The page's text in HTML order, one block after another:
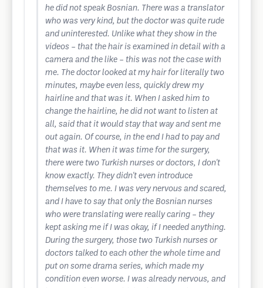
he did not speak Bosnian. There was a translator
who was very kind, but the doctor was quite rude
and uninterested. Unlike what they show in the
videos – that the hair is examined in detail with a
camera and the like – this was not the case with
me. The doctor looked at my hair for literally two
minutes, maybe even less, quickly drew my
hairline and that was it. When I asked him to
change the hairline, he did not want to listen at
all, said that it would stay that way and sent me
out again. Of course, in the end I had to pay and
that was it. When it was time for the surgery,
there were two Turkish nurses or doctors, I don't
know exactly. They didn't even introduce
themselves to me. I was very nervous and scared,
and I have to say that only the Bosnian nurses
who were translating were really caring – they
kept asking me if I was okay, if I needed anything.
During the surgery, those two Turkish nurses or
doctors talked to each other the whole time and
put on some drama series, which made my
condition even worse. I was already nervous, and